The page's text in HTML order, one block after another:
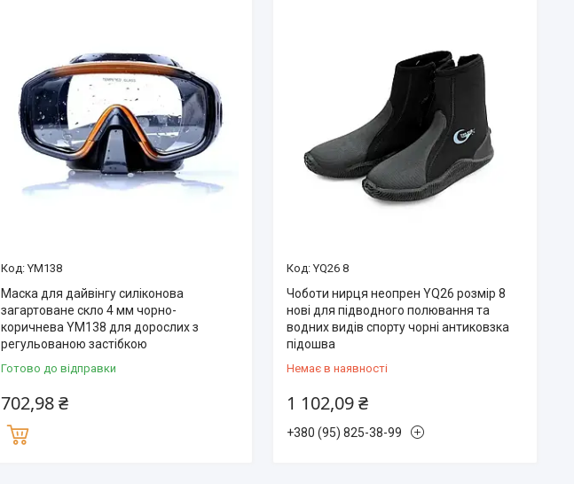
YM138
Маска для дайвінгу силіконова
загартоване скло 4 мм чорнo-
коричнева YM138 для дорослих з
регульованою застібкою
Готово до відправки
702,98 ₴
YQ26 8
Чоботи нирця неопрен YQ26 розмір 8
нові для підводного полювання та
водних видів спорту чорні антиковзка
підошва
Немає в наявності
1 102,09 ₴
+380 (95) 825-38-99